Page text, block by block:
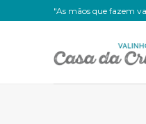
to
"As mãos que fazem